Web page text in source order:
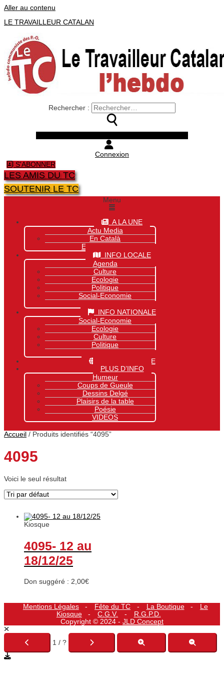
Aller au contenu
LE TRAVAILLEUR CATALAN
Rechercher :
Connexion
S'ABONNER
LES AMIS DU TC
SOUTENIR LE TC
Menu
A LA UNE
Actu Media
En Català
Exclusivité Site
INFO LOCALE
Agenda
Culture
Ecologie
Politique
Social-Economie
INFO NATIONALE
Social-Economie
Ecologie
Culture
Politique
INFO MONDIALE
PLUS D’INFO
Humeur
Coups de Gueule
Dessins Delgé
Plaisirs de la table
Poésie
VIDEOS
Accueil / Produits identifiés “4095”
4095
Voici le seul résultat
Kiosque
4095- 12 au
18/12/25
Don suggéré : 2,00€
Mentions Légales Fête du TC La Boutique
Le
Kiosque
C.G.V.
R.G.P.D.
Copyright © 2024 - JLD Concept
1 / ?